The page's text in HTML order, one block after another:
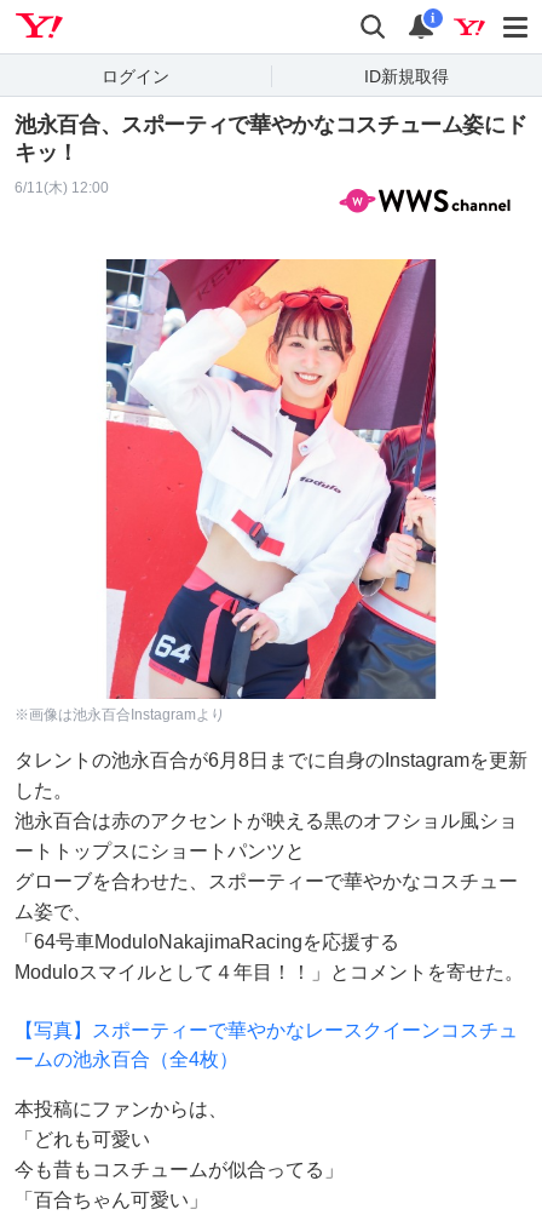
検索 通知
i
ログイン ID新規取得
池永百合、スポーティで華やかなコスチューム姿にド
キッ！
6/11(木) 12:00
※画像は池永百合Instagramより
タレントの池永百合が6月8日までに自身のInstagramを更新
した。
池永百合は赤のアクセントが映える黒のオフショル風ショ
ートトップスにショートパンツと
グローブを合わせた、スポーティーで華やかなコスチュー
ム姿で、
「64号車ModuloNakajimaRacingを応援する
Moduloスマイルとして４年目！！」とコメントを寄せた。
【写真】スポーティーで華やかなレースクイーンコスチュ
ームの池永百合（全4枚）
本投稿にファンからは、
「どれも可愛い
今も昔もコスチュームが似合ってる」
「百合ちゃん可愛い」